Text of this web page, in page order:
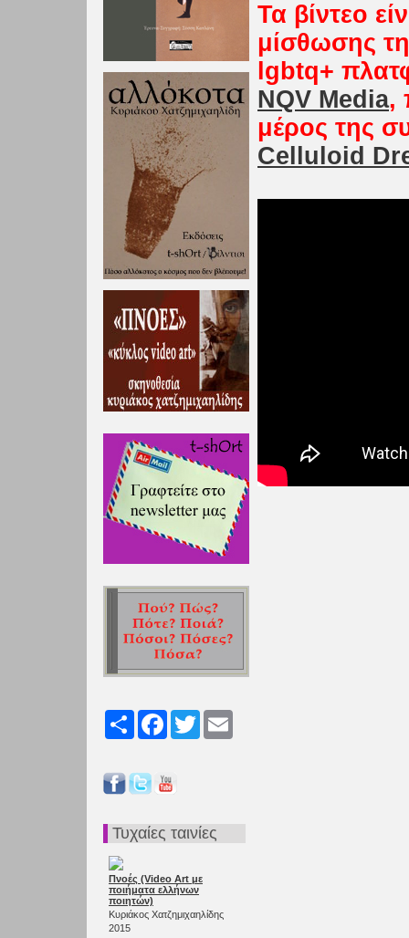
Share FacebookTwitter
Τυχαίες ταινίες
Πνοές (Video Αrt με
ποιήματα ελλήνων
ποιητών)
Κυριάκος Χατζημιχαηλίδης
2015
Τα βίντεο
μίσθωσης
lgbtq+
NQV Media,
μέρος της
Celluloid